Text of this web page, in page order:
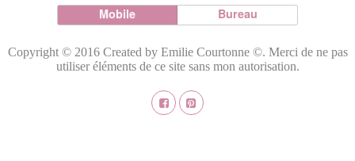
Mobile Bureau
Copyright © 2016 Created by Emilie Courtonne ©. Merci de ne pas
utiliser éléments de ce site sans mon autorisation.